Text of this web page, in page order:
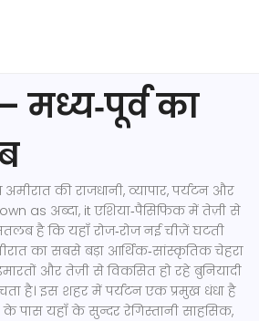
मध्य‑पूर्व का
की राजधानी, व्यापार, पर्यटन और
as अब्दा, itएशिया‑पैसिफिक में तेज़ी से
है कि यहाँ रोज‑रोज नई चीज़ें घटती
का सबसे बड़ा आर्थिक‑सांस्कृतिक चेहरा
और तेज़ी से विकसित हो रहे बुनियादी
है। इस शहर मेंपर्यटनएक प्रमुख धंधा है
के पास यहाँ के सुन्दर रेगिस्तानी साहसिक,